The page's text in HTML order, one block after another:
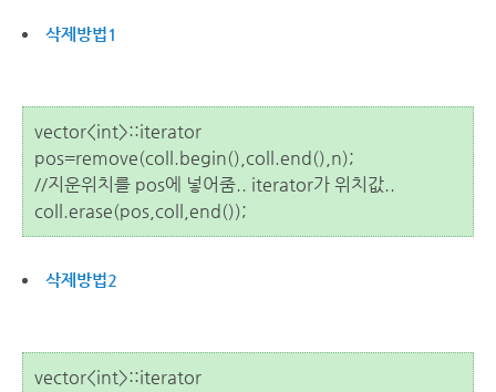
삭제방법1
vector<int>::iterator
pos=remove(coll.begin(),coll.end(),n);
//지운위치를 pos에 넣어줌.. iterator가 위치값..
coll.erase(pos,coll,end());
삭제방법2
vector<int>::iterator